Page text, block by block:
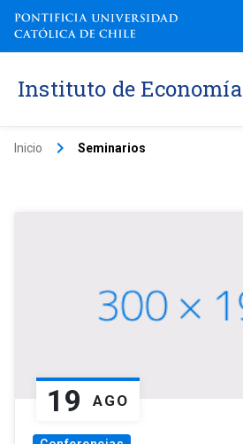
Instituto de Economía
Inicio keyboard_arrow_right Seminarios
19 AGO